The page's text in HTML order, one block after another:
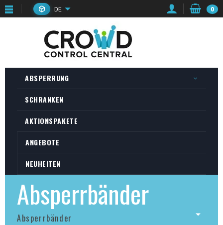
DE 0
ABSPERRUNG
SCHRANKEN
AKTIONSPAKETE
ANGEBOTE
NEUHEITEN
Absperrbänder
Absperrbänder